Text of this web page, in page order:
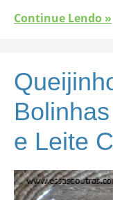
Continue Lendo »
e Leite